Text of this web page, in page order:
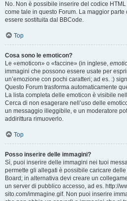
No. Non è possibile inserire del codice
come tale in questo Forum. La maggior parte
essere sostituita dal BBCode.
Top
Cosa sono le emoticon?
Le «emoticon» o «faccine» (in inglese,
immagini che possono essere usate per
un’emozione con pochi caratteri; ad es. :)
Questo Forum trasforma automaticamente
La lista completa delle emoticon è visibile
Cerca di non esagerare nell’uso delle
un messaggio illeggibile, e un moderatore
addirittura rimuoverlo.
Top
Posso inserire delle immagini?
Sì, puoi inserire delle immagini nei tuoi
permette gli allegati è possibile caricare
Board; in alternativa devi creare un
un server di pubblico accesso, ad es. http://
sito.com/immagine.gif. Non puoi inserire